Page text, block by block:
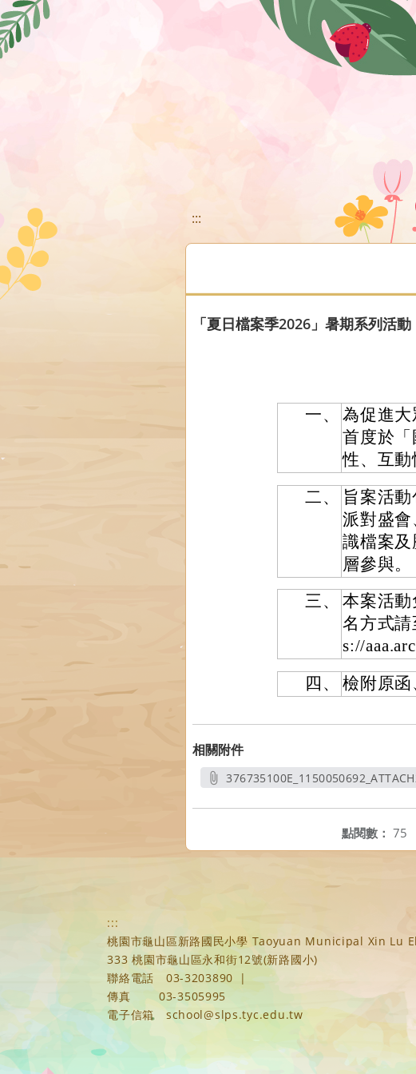
移至網頁之主要內容區位置
:::
「夏日檔案季2026」暑期系列活動
一、
為促進
首度於
性、互動
二、
旨案活
派對盛
識檔案
層參與。
三、
本案活
名方式
s://
四、
檢附原函
相關附件
點閱數： 75
:::
桃園市龜山區新路國民小學 Taoyuan Municipal Xin Lu
333 桃園市龜山區永和街12號(新路國小)
聯絡電話
03-3203890
|
傳真
03-3505995
電子信箱
school@slps.tyc.edu.tw